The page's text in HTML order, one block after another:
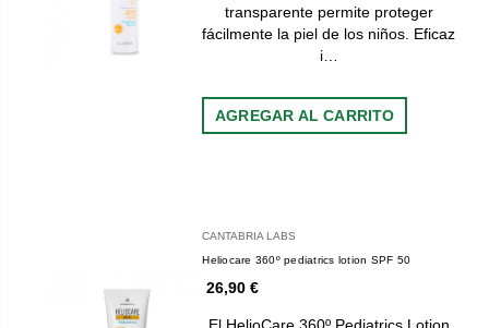
transparente permite proteger
fácilmente la piel de los niños. Eficaz
i…
AGREGAR AL CARRITO
CANTABRIA LABS
Heliocare 360º pediatrics lotion SPF 50
26,90 €